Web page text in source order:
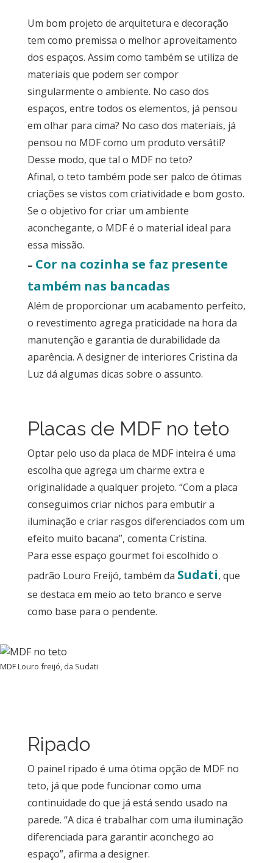
Móveis
Sobre
Contato
Um bom projeto de arquitetura e decoração
tem como premissa o melhor aproveitamento
dos espaços. Assim como também se utiliza de
materiais que podem ser compor
singularmente o ambiente. No caso dos
espaços, entre todos os elementos, já pensou
em olhar para cima? No caso dos materiais, já
pensou no MDF como um produto versátil?
Desse modo, que tal o MDF no teto?
Afinal, o teto também pode ser palco de ótimas
criações se vistos com criatividade e bom gosto.
Se o objetivo for criar um ambiente
aconchegante, o MDF é o material ideal para
essa missão.
– Cor na cozinha se faz presente
também nas bancadas
Além de proporcionar um acabamento perfeito,
o revestimento agrega praticidade na hora da
manutenção e garantia de durabilidade da
aparência. A designer de interiores Cristina da
Luz dá algumas dicas sobre o assunto.
Placas de MDF no teto
Optar pelo uso da placa de MDF inteira é uma
escolha que agrega um charme extra e
originalidade a qualquer projeto. “Com a placa
conseguimos criar nichos para embutir a
iluminação e criar rasgos diferenciados com um
efeito muito bacana”, comenta Cristina.
Para esse espaço gourmet foi escolhido o
padrão Louro Freijó, também da Sudati, que
se destaca em meio ao teto branco e serve
como base para o pendente.
MDF Louro freijó, da Sudati
Ripado
O painel ripado é uma ótima opção de MDF no
teto, já que pode funcionar como uma
continuidade do que já está sendo usado na
parede. “A dica é trabalhar com uma iluminação
diferenciada para garantir aconchego ao
espaço”, afirma a designer.